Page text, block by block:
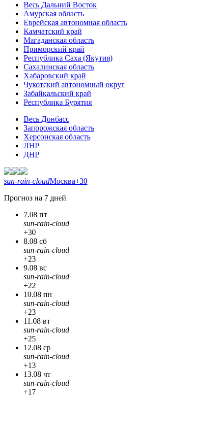
Весь Дальний Восток
Амурская область
Еврейская автономная область
Камчатский край
Магаданская область
Приморский край
Республика Саха (Якутия)
Сахалинская область
Хабаровский край
Чукотский автономный округ
Забайкальский край
Республика Бурятия
Весь Донбасс
Запорожская область
Херсонская область
ЛНР
ДНР
sun-rain-cloudМосква+30
Прогноз на 7 дней
7.08 пт
sun-rain-cloud
+30
8.08 сб
sun-rain-cloud
+23
9.08 вс
sun-rain-cloud
+22
10.08 пн
sun-rain-cloud
+23
11.08 вт
sun-rain-cloud
+25
12.08 ср
sun-rain-cloud
+13
13.08 чт
sun-rain-cloud
+17